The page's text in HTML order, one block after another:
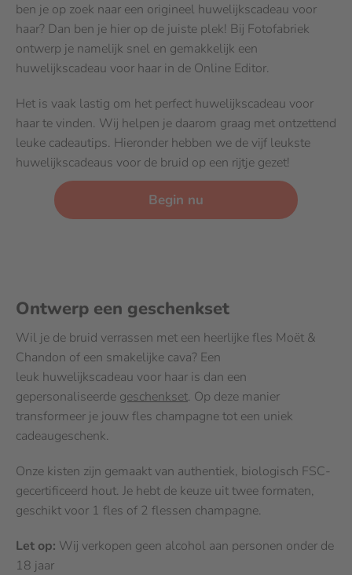
ben je op zoek naar een origineel huwelijkscadeau voor
haar? Dan ben je hier op de juiste plek! Bij Fotofabriek
ontwerp je namelijk snel en gemakkelijk een
huwelijkscadeau voor haar in de Online Editor.
Het is vaak lastig om het perfect huwelijkscadeau voor
haar te vinden. Wij helpen je daarom graag met ontzettend
leuke cadeautips. Hieronder hebben we de vijf leukste
huwelijkscadeaus voor de bruid op een rijtje gezet!
Begin nu
Ontwerp een geschenkset
Wil je de bruid verrassen met een heerlijke fles Moët &
Chandon of een smakelijke cava? Een
leuk huwelijkscadeau voor haar is dan een
gepersonaliseerde geschenkset. Op deze manier
transformeer je jouw fles champagne tot een uniek
cadeaugeschenk.
Onze kisten zijn gemaakt van authentiek, biologisch FSC-
gecertificeerd hout. Je hebt de keuze uit twee formaten,
geschikt voor 1 fles of 2 flessen champagne.
Let op: Wij verkopen geen alcohol aan personen onder de
18 jaar